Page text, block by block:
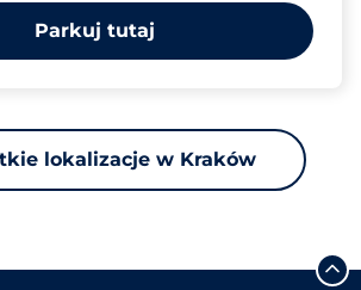
Parkuj tutaj
lokalizacje w Kraków